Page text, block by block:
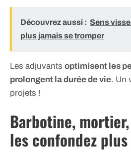
Découvrez aussi : Sens
plus jamais se tromper
Les adjuvants optimisent les
prolongent la durée de vie. Un
projets !
Barbotine,
les confondez